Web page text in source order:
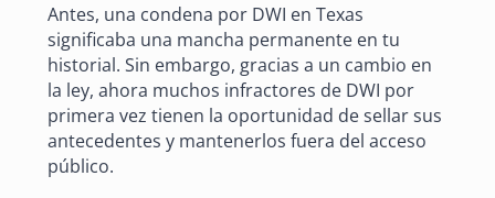
Antes, una condena por DWI en Texas
significaba una mancha permanente en tu
historial. Sin embargo, gracias a un cambio en
la ley, ahora muchos infractores de DWI por
primera vez tienen la oportunidad de sellar sus
antecedentes y mantenerlos fuera del acceso
público.